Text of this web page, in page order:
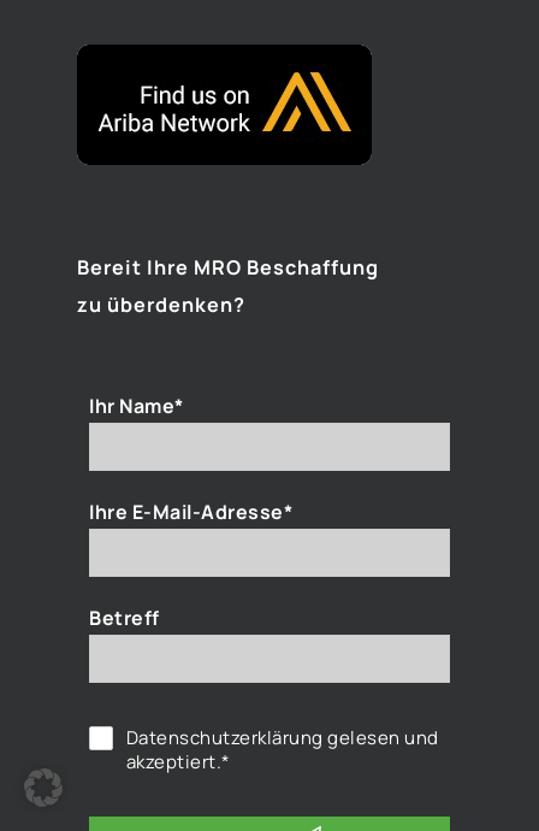
Bereit Ihre MRO Beschaffung
zu überdenken?
Ihr Name*
Ihre E-Mail-Adresse*
Betreff
Datenschutzerklärung gelesen und
akzeptiert.*